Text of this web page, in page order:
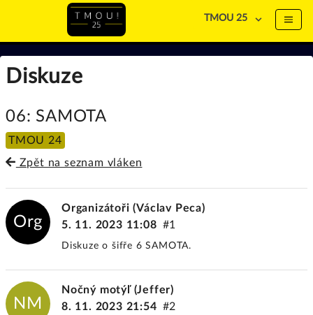
TMOU 25
Diskuze
06: SAMOTA
TMOU 24
Zpět na seznam vláken
Org
Organizátoři (Václav Peca)
#1
5. 11. 2023 11:08
Diskuze o šifře 6 SAMOTA.
NM
Nočný motýľ (Jeffer)
#2
8. 11. 2023 21:54